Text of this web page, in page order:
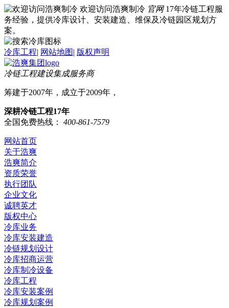
欢迎访问浩爽制冷 官网 17年冷链工程服
务经验，提供冷库设计、安装建造、维保及冷链园区规划方
案。
冷库工程| 网站地图| 版权声明
冷链工程建设集成服务商
筹建于2007年，成立于2009年，
深耕冷链工程17年
全国免费热线：
400-861-7579
网站首页
关于浩爽
浩爽简介
资质荣誉
执行团队
企业文化
诚聘英才
版权中心
冷库业务
冷库安装建造
冷链规划设计
冷库招商运营
冷库制冷设备
冷库工程
冷库安装案例
冷库规划案例